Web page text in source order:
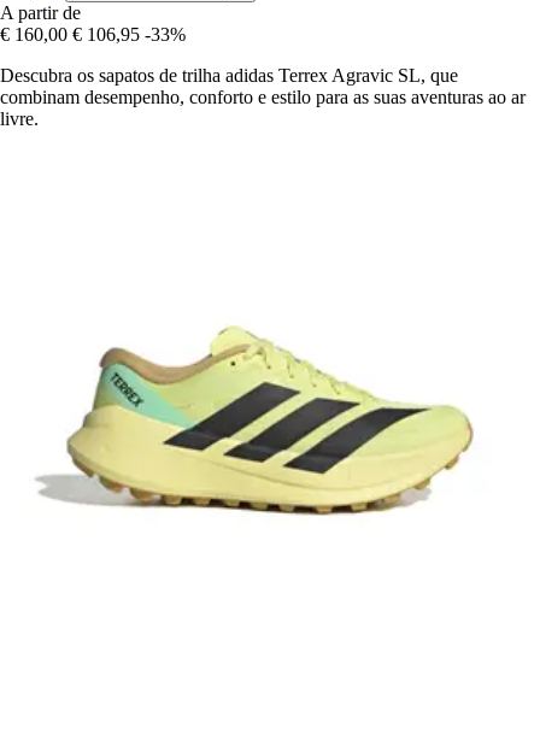
A partir de
€ 160,00 € 106,95 -33%
Descubra os sapatos de trilha adidas Terrex Agravic SL, que
combinam desempenho, conforto e estilo para as suas aventuras ao ar
livre.